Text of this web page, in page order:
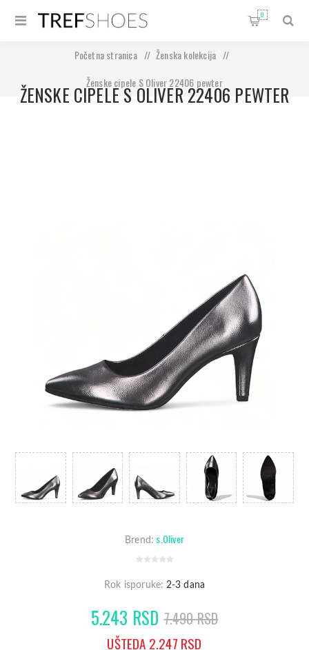
0
Početna stranica / Ženska kolekcija
/
Ženske cipele S Oliver 22406 pewter
ŽENSKE CIPELE S OLIVER 22406 PEWTER
Brend: s.Oliver
Rok isporuke: 2-3 dana
5.243 RSD 7.490 RSD
UŠTEDA 2.247 RSD